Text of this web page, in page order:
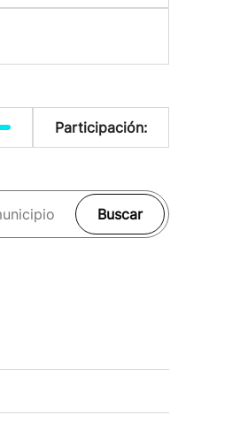
Participación:
Buscar